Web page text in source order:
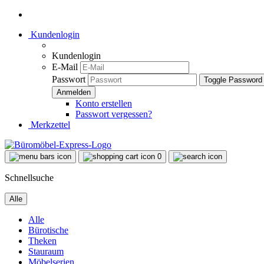
Kundenlogin
Kundenlogin
E-Mail
Passwort
Toggle
Konto erstellen
Passwort vergessen?
Merkzettel
0
Schnellsuche
Alle
Alle
Bürotische
Theken
Stauraum
Möbelserien